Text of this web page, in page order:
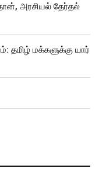
அரசியல் தேர்தல்
தமிழ் மக்களுக்கு யார்